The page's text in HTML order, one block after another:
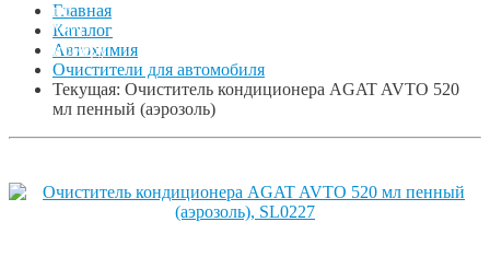
Главная
Каталог
Автохимия
Очистители для автомобиля
Текущая: Очиститель кондиционера AGAT AVTO 520
мл пенный (аэрозоль)